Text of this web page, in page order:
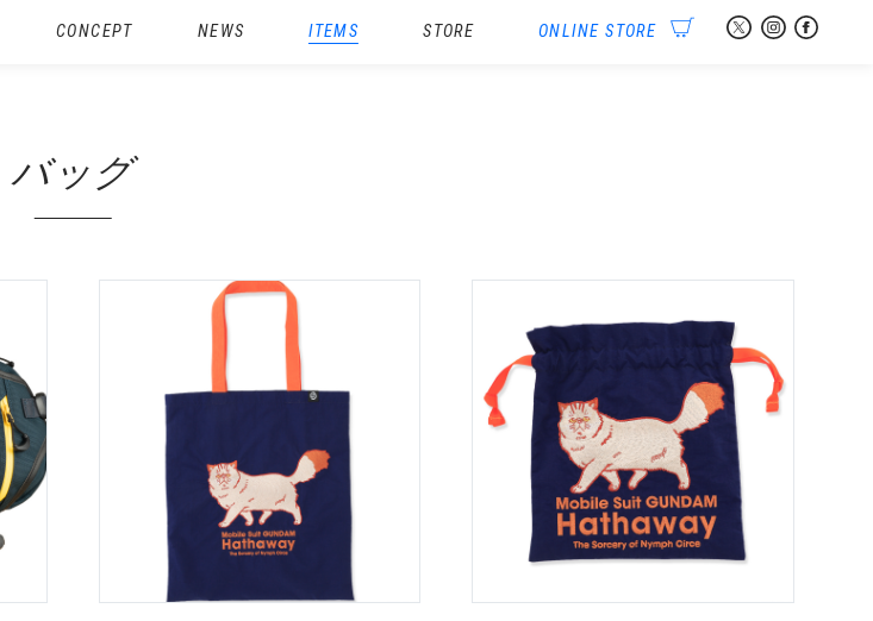
ITEMS
CONCEPT NEWS STORE ONLINE STORE
バッグ